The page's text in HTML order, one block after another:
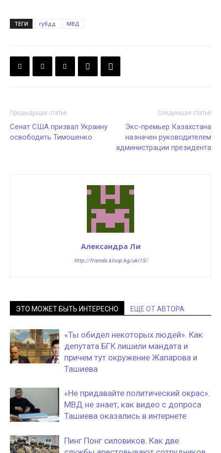
ТЕГИ губдд МВД
Предыдущая статья
Сенат США призвал Украину
освободить Тимошенко
Следующая статья
Экс-премьер Казахстана
назначен руководителем
администрации президента
Александра Ли
http://friends.kloop.kg/uki15/
ЭТО МОЖЕТ БЫТЬ ИНТЕРЕСНО ЕЩЕ ОТ АВТОРА
«Ты обидел некоторых людей». Как
депутата БГК лишили мандата и
причем тут окружение Жапарова и
Ташиева
«Не придавайте политический окрас».
МВД не знает, как видео с допроса
Ташиева оказались в интернете
Пинг Понг силовиков. Как две